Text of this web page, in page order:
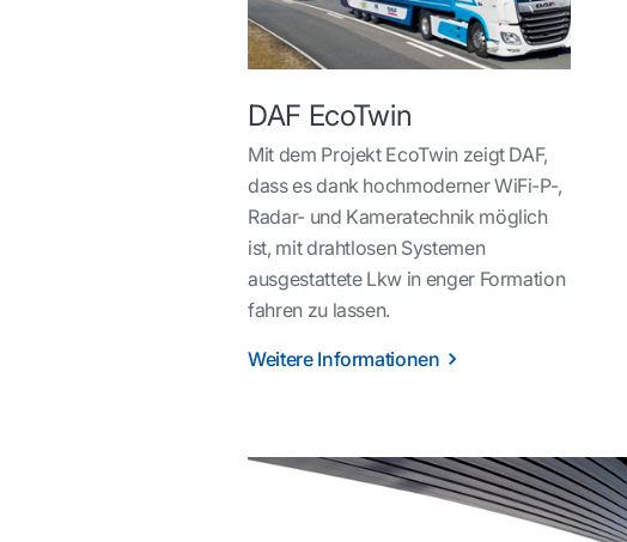
DAF EcoTwin
Mit dem Projekt EcoTwin zeigt DAF,
dass es dank hochmoderner WiFi-P-,
Radar- und Kameratechnik möglich
ist, mit drahtlosen Systemen
ausgestattete Lkw in enger Formation
fahren zu lassen.
Weitere Informationen